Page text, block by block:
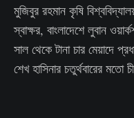
মুজিবুর রহমান কৃষি
স্বাক্ষর, বাংলাদেশে লুবান
সাল থেকে টানা চার মেয়াদে
শেখ হাসিনার চতুর্থবারের মতো